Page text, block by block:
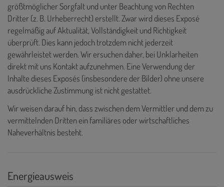
größtmöglicher Sorgfalt und unter Beachtung von Rechten
Dritter (z. B. Urheberrecht) erstellt. Zwar wird dieses Exposé
regelmäßig auf Aktualität, Vollständigkeit und Richtigkeit
überprüft. Dies kann jedoch trotzdem nicht jederzeit
gewährleistet werden. Wir ersuchen daher, bei Unklarheiten
direkt mit uns Kontakt aufzunehmen. Eine Verwendung der
Inhalte dieses Exposés (insbesondere der Bilder) ohne unsere
ausdrückliche Zustimmung ist nicht gestattet.
Wir weisen darauf hin, dass zwischen dem Vermittler und dem zu
vermittelnden Dritten ein familiäres oder wirtschaftliches
Naheverhältnis besteht.
Energieausweis